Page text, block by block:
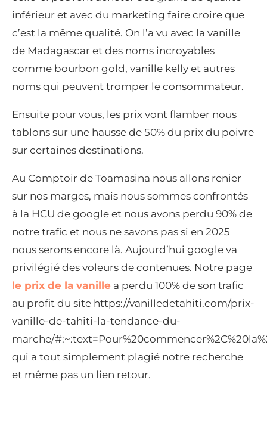
inférieur et avec du marketing faire croire que
c’est la même qualité. On l’a vu avec la vanille
de Madagascar et des noms incroyables
comme bourbon gold, vanille kelly et autres
noms qui peuvent tromper le consommateur.
Ensuite pour vous, les prix vont flamber nous
tablons sur une hausse de 50% du prix du poivre
sur certaines destinations.
Au Comptoir de Toamasina nous allons renier
sur nos marges, mais nous sommes confrontés
à la HCU de google et nous avons perdu 90% de
notre trafic et nous ne savons pas si en 2025
nous serons encore là. Aujourd’hui google va
privilégié des voleurs de contenues. Notre page
le prix de la vanille a perdu 100% de son trafic
au profit du site https://vanilledetahiti.com/prix-
vanille-de-tahiti-la-tendance-du-
marche/
qui a tout simplement plagié notre recherche
et même pas un lien retour.